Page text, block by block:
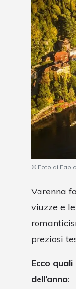
© Foto di
Varenna
viuzze e
preziosi
Ecco
dell’anno: